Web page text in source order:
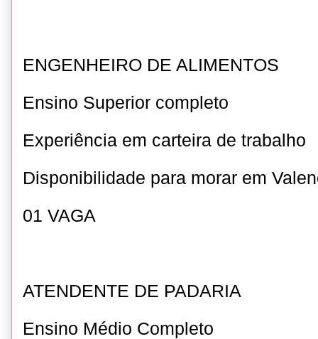
ENGENHEIRO DE ALIMENTOS
Ensino Superior completo
Experiência em carteira de trabalho
Disponibilidade para morar em
01 VAGA
ATENDENTE DE PADARIA
Ensino Médio Completo